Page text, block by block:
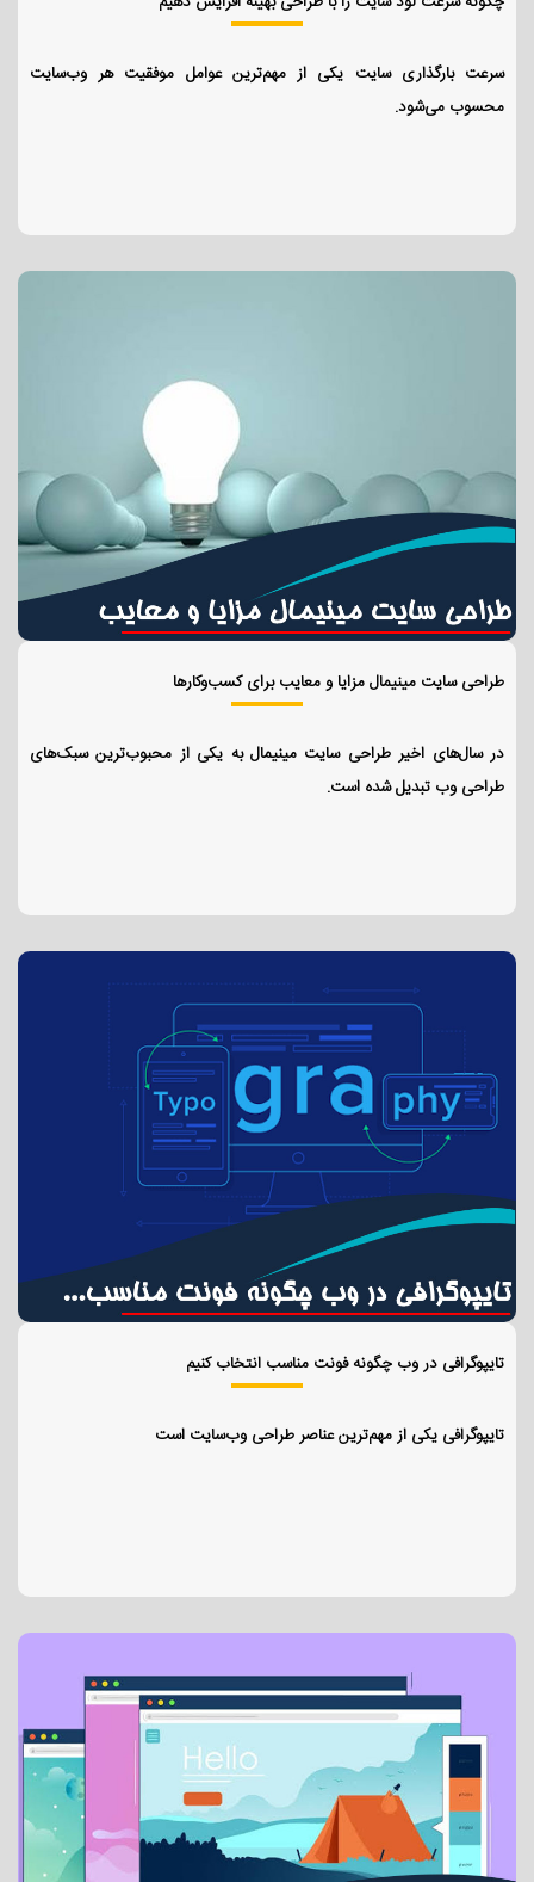
سرعت بارگذاری سایت یکی از مهم‌ترین عوامل موفقیت هر وب‌سایت
محسوب می‌شود.
طراحی سایت مینیمال مزایا و معایب برای کسب‌وکارها
در سال‌های اخیر طراحی سایت مینیمال به یکی از محبوب‌ترین سبک‌های
طراحی وب تبدیل شده است.
تایپوگرافی در وب چگونه فونت مناسب انتخاب کنیم
تایپوگرافی یکی از مهم‌ترین عناصر طراحی وب‌سایت است